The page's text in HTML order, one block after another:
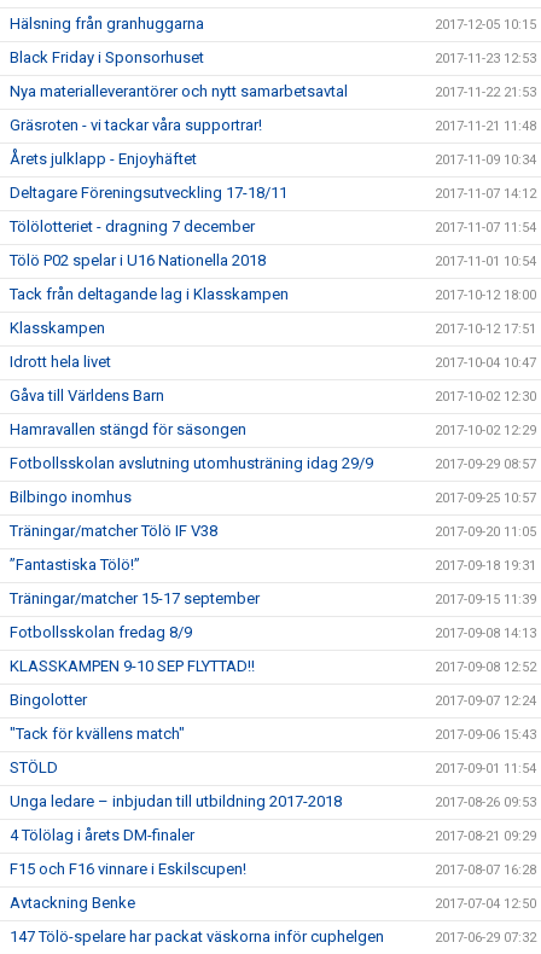
Hälsning från granhuggarna 2017-12-05 10:15
Black Friday i Sponsorhuset 2017-11-23 12:53
Nya materialleverantörer och nytt samarbetsavtal 2017-11-22 21:53
Gräsroten - vi tackar våra supportrar! 2017-11-21 11:48
Årets julklapp - Enjoyhäftet 2017-11-09 10:34
Deltagare Föreningsutveckling 17-18/11 2017-11-07 14:12
Tölölotteriet - dragning 7 december 2017-11-07 11:54
Tölö P02 spelar i U16 Nationella 2018 2017-11-01 10:54
Tack från deltagande lag i Klasskampen 2017-10-12 18:00
Klasskampen 2017-10-12 17:51
Idrott hela livet 2017-10-04 10:47
Gåva till Världens Barn 2017-10-02 12:30
Hamravallen stängd för säsongen 2017-10-02 12:29
Fotbollsskolan avslutning utomhusträning idag 29/9 2017-09-29 08:57
Bilbingo inomhus 2017-09-25 10:57
Träningar/matcher Tölö IF V38 2017-09-20 11:05
”Fantastiska Tölö!” 2017-09-18 19:31
Träningar/matcher 15-17 september 2017-09-15 11:39
Fotbollsskolan fredag 8/9 2017-09-08 14:13
KLASSKAMPEN 9-10 SEP FLYTTAD!! 2017-09-08 12:52
Bingolotter 2017-09-07 12:24
"Tack för kvällens match" 2017-09-06 15:43
STÖLD 2017-09-01 11:54
Unga ledare – inbjudan till utbildning 2017-2018 2017-08-26 09:53
4 Tölölag i årets DM-finaler 2017-08-21 09:29
F15 och F16 vinnare i Eskilscupen! 2017-08-07 16:28
Avtackning Benke 2017-07-04 12:50
147 Tölö-spelare har packat väskorna inför cuphelgen 2017-06-29 07:32